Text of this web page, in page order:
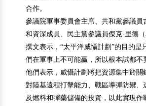
合作。
參議院軍事委員會主席、共和黨參議員
和資深成員、民主黨參議員傑克·里德
撰文表示，“太平洋威懾計劃”的目的是
們在軍事上不可能贏，所以根本試都不
他們表示，威懾計劃將把資源集中於
對陸基遠程打擊能力、戰區導彈防禦
及燃料和彈藥儲備的投資，以此實現